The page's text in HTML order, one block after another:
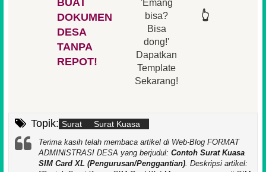
DOKUMEN
DESA
TANPA
REPOT!
'Emang
bisa?
Bisa
dong!'
Dapatkan
Template
Sekarang!
👆
Topik: Surat Surat Kuasa
Terima kasih telah membaca artikel di Web-Blog FORMAT
ADMINISTRASI DESA yang berjudul: Contoh Surat Kuasa
SIM Card XL (Pengurusan/Penggantian) . Deskripsi artikel: